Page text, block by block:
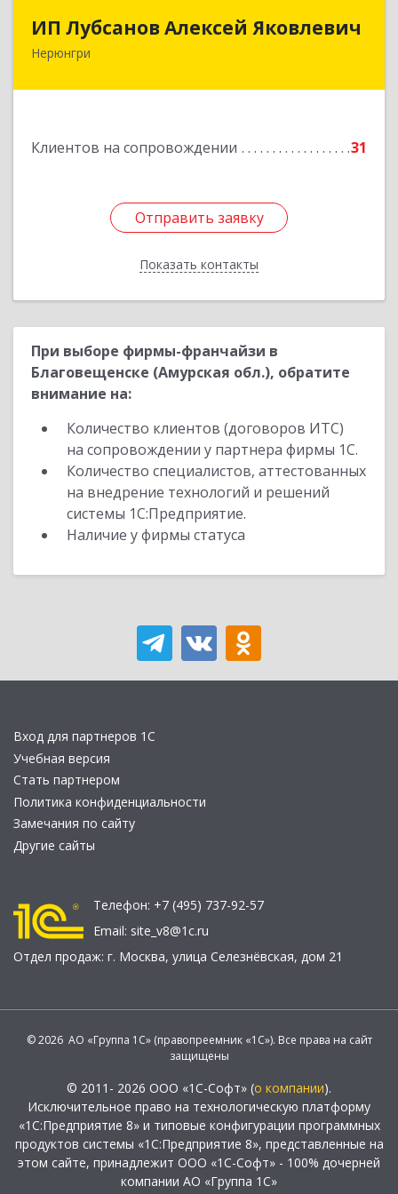
ИП Лубсанов Алексей Яковлевич
Нерюнгри
Клиентов на сопровождении 31
Отправить заявку
Показать контакты
ИП Лубсанов Алексей Яковлевич
675002, Амурская область, г. Благовещенск, ул.
Отправить заявку
Назад
При выборе фирмы-франчайзи в
Благовещенске (Амурская обл.), обратите
внимание на:
Количество клиентов (договоров ИТС)
на сопровождении у партнера фирмы 1С.
Количество специалистов, аттестованных
на внедрение технологий и решений
системы 1С:Предприятие.
Наличие у фирмы статуса
Вход для партнеров 1С
Учебная версия
Стать партнером
Политика конфиденциальности
Замечания по сайту
Другие сайты
Телефон: +7 (495) 737-92-57
Email: site_v8@1c.ru
Отдел продаж: г. Москва, улица Селезнёвская, дом 21
© 2026 АО «Группа 1С» (правопреемник «1С»). Все права на сайт
защищены
© 2011- 2026 ООО «1С-Софт» (о компании).
Исключительное право на технологическую платформу
«1С:Предприятие 8» и типовые конфигурации программных
продуктов системы «1С:Предприятие 8», представленные на
этом сайте, принадлежит ООО «1С-Софт» - 100% дочерней
компании АО «Группа 1С»